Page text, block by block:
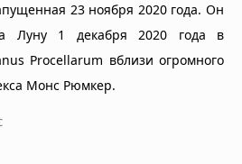
23 ноября 2020 года. Он
Луну 1 декабря 2020 года в
Procellarum вблизи огромного
Монс Рюмкер.